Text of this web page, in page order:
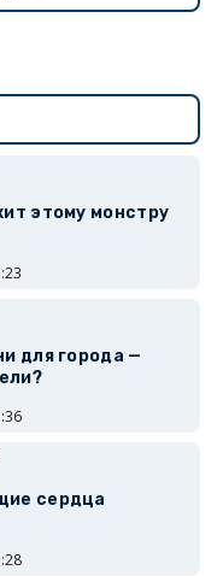
этому монстру
для города —
сердца